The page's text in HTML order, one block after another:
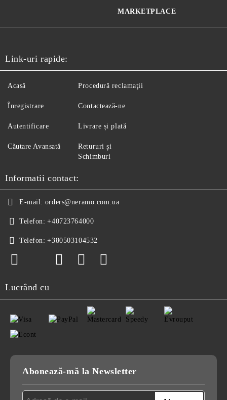
MARKETPLACE
Link-uri rapide:
Acasă
Înregistrare
Autentificare
Căutare Avansată
Procedură reclamaţii
Contactează-ne
Livrare și plată
Retururi și
Schimburi
Informatii contact:
E-mail: orders@neramo.com.ua
Telefon: +40723764000
Telefon: +380503104532
Lucrând cu
Abonează-mă la Newsletter